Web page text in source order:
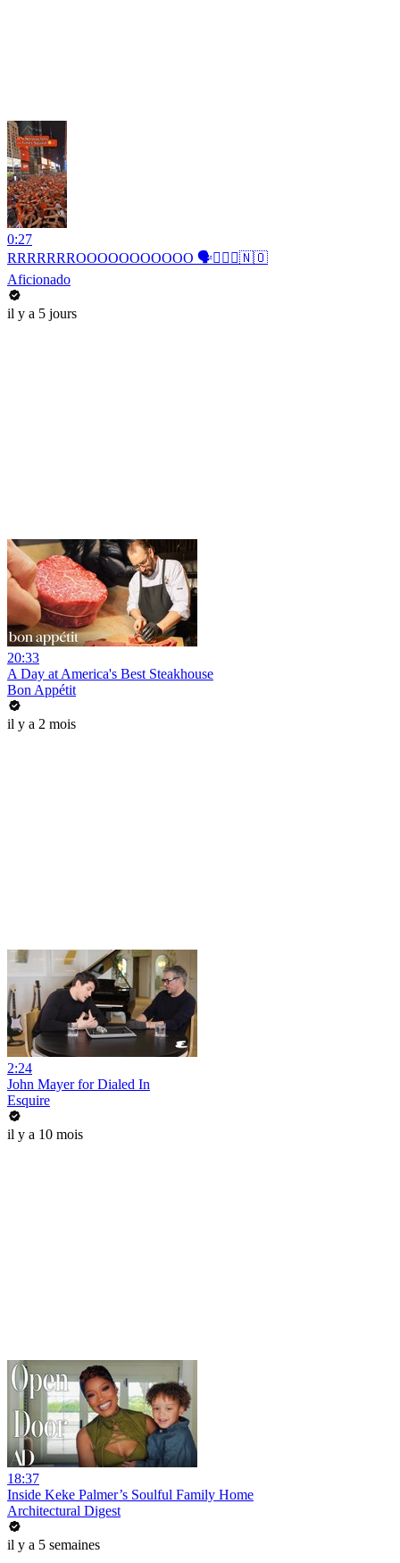
0:27
RRRRRRROOOOOOOOOOO 🗣️🚣🏻‍♂️🇳🇴
Aficionado
il y a 5 jours
20:33
A Day at America's Best Steakhouse
Bon Appétit
il y a 2 mois
2:24
John Mayer for Dialed In
Esquire
il y a 10 mois
18:37
Inside Keke Palmer’s Soulful Family Home
Architectural Digest
il y a 5 semaines